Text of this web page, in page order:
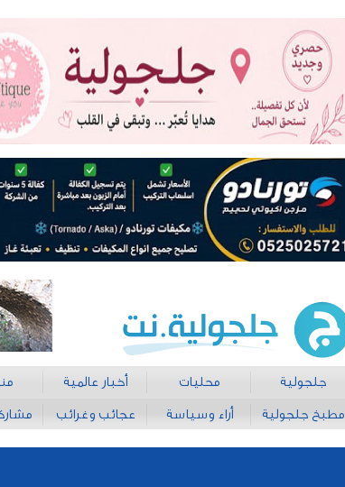
جلجولية محليات أخبار عالمية
مطبخ جلجولية أراء وسياسة عجائب وغرائب